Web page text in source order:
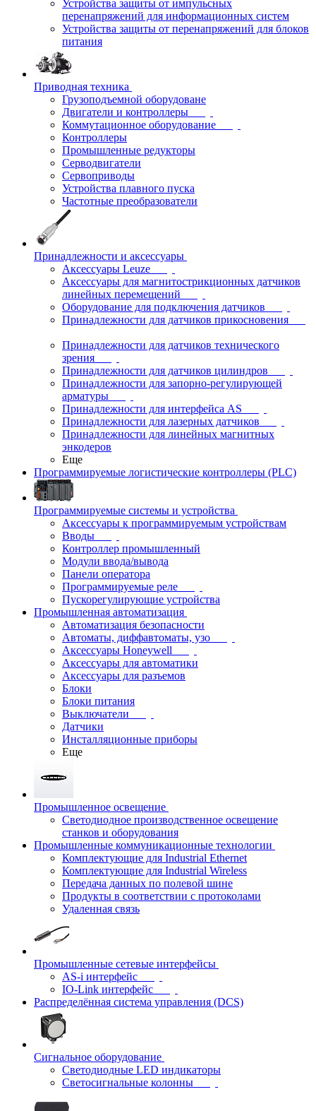
Устройства защиты от импульсных
перенапряжений для информационных систем
Устройства защиты от перенапряжений для блоков
питания
Приводная техника
Грузоподъемной оборудоване
Двигатели и контроллеры
Коммутационное оборудование
Контроллеры
Промышленные редукторы
Серводвигатели
Сервоприводы
Устройства плавного пуска
Частотные преобразователи
Принадлежности и аксессуары
Аксессуары Leuze
Аксессуары для магнитострикционных датчиков
линейных перемещений
Оборудование для подключения датчиков
Принадлежности для датчиков прикосновения
Принадлежности для датчиков технического
зрения
Принадлежности для датчиков цилиндров
Принадлежности для запорно-регулирующей
арматуры
Принадлежности для интерфейса AS
Принадлежности для лазерных датчиков
Принадлежности для линейных магнитных
энкодеров
Еще
Программируемые логистические контроллеры (PLC)
Программируемые системы и устройства
Аксессуары к программируемым устройствам
Вводы
Контроллер промышленный
Модули ввода/вывода
Панели оператора
Программируемые реле
Пускорегулирующие устройства
Промышленная автоматизация
Автоматизация безопасности
Автоматы, диффавтоматы, узо
Аксессуары Honeywell
Аксессуары для автоматики
Аксессуары для разъемов
Блоки
Блоки питания
Выключатели
Датчики
Инсталляционные приборы
Еще
Промышленное освещение
Светодиодное производственное освещение
станков и оборудования
Промышленные коммуникационные технологии
Комплектующие для Industrial Ethernet
Комплектующие для Industrial Wireless
Передача данных по полевой шине
Продукты в соответствии с протоколами
Удаленная связь
Промышленные сетевые интерфейсы
AS-i интерфейс
IO-Link интерфейс
Распределённая система управления (DCS)
Сигнальное оборудование
Светодиодные LED индикаторы
Светосигнальные колонны